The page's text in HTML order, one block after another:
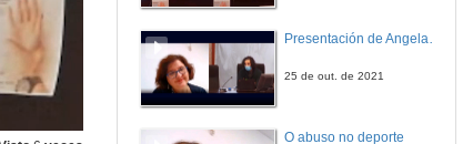
25 de out. de 2021
O abuso no deporte